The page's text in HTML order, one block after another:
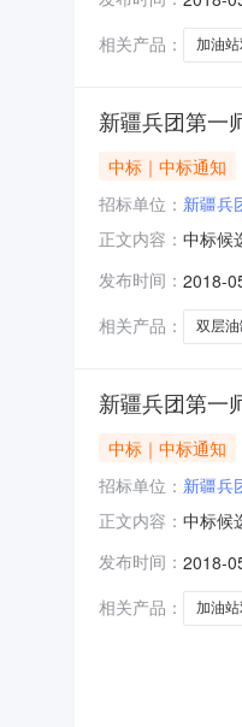
元整小
拾伍元
相关产品：
加油
新疆兵团第一
中标｜中标通知
招标单位： 新疆兵
正文内容： 中标候
整小写
贰元整
发布时间： 2018-
相关产品：
双层
新疆兵团第一
中标｜中标通知
招标单位： 新疆兵
正文内容： 中标候
小写
元整小
发布时间： 2018-
相关产品：
加油